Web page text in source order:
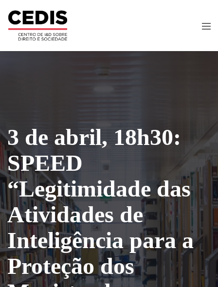
3 de abril, 18h30:
SPEED
“Legitimidade das
Atividades de
Inteligência para a
Proteção dos